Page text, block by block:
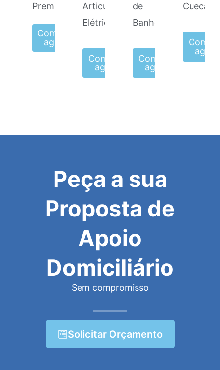
Premium
Comprar
agora
Articulada
Elétrica
Comprar
agora
de
Banho
Comprar
agora
Cueca
agora
Peça a sua
Proposta de
Apoio
Domiciliário
Sem compromisso
Solicitar Orçamento